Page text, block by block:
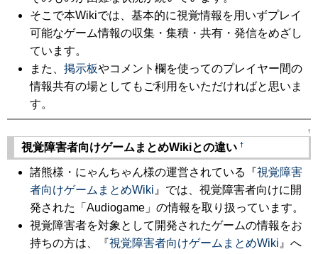
そこで本Wikiでは、基本的に視覚情報を用いずプレイ
可能なゲーム情報の収集・集積・共有・発信をめざし
ています。
また、 掲示板やコメント欄を使ってのプレイヤー間の
情報共有の場としてもご利用をいただければと思いま
す。
↑
視覚障害者向けゲームまとめWikiとの違い †
諸熊様・にゃんちゃん様の運営されている『視覚障害
者向けゲームまとめWiki 』では、視覚障害者向けに開
発された「Audiogame」の情報を取り扱っています。
視覚障害者を対象として開発されたゲームの情報をお
持ちの方は、『視覚障害者向けゲームまとめWiki 』へ